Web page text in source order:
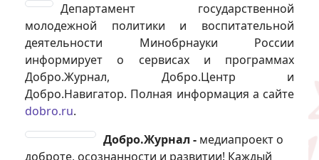
Департамент государственной
молодежной политики и воспитательной
деятельности Минобрнауки России
информирует о сервисах и программах
Добро.Журнал, Добро.Центр и
Добро.Навигатор. Полная информация а сайте
dobro.ru.
Добро.Журнал - медиапроект о
доброте, осознанности и развитии! Каждый